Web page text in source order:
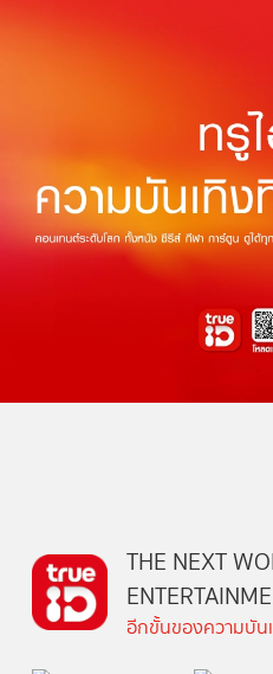
THE NEXT
อีกขั้นของความบัน